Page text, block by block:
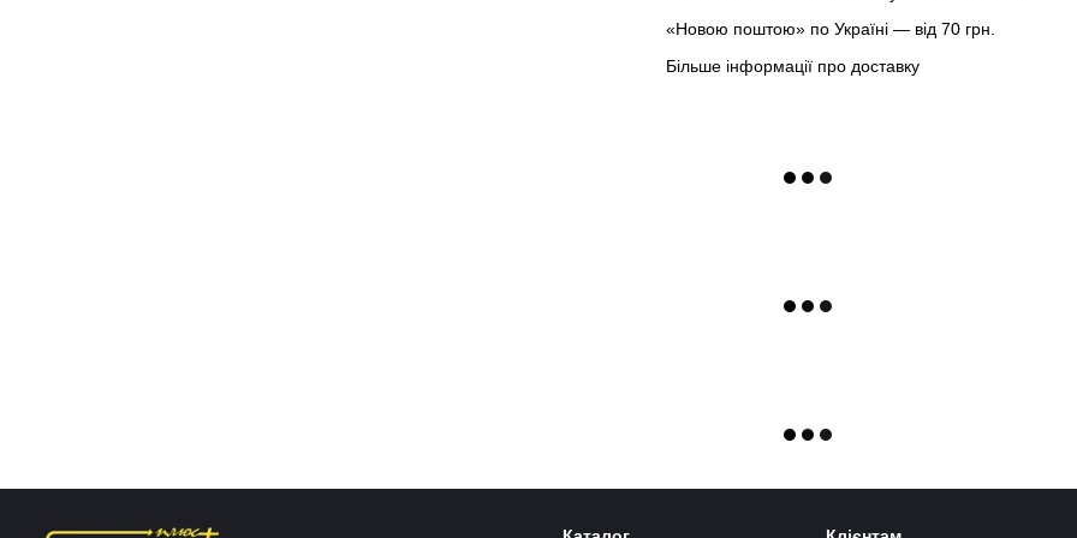
«Новою поштою» по Україні — від 70 грн.
Більше інформації про доставку